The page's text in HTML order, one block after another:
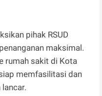
pihak RSUD
maksimal.
rumah sakit di Kota
memfasilitasi dan